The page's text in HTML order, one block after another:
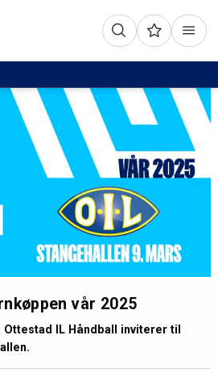
vår 2025
Ottestad IL Håndball inviterer til